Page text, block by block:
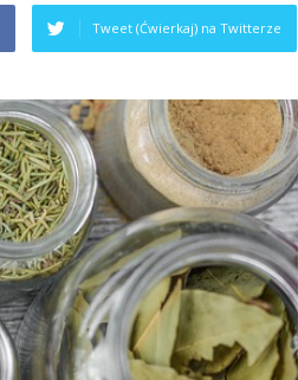
Tweet (Ćwierkaj) na Twitterze